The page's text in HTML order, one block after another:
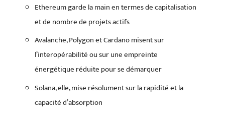
Ethereum garde la main en termes de capitalisation
et de nombre de projets actifs
Avalanche, Polygon et Cardano misent sur
l’interopérabilité ou sur une empreinte
énergétique réduite pour se démarquer
Solana, elle, mise résolument sur la rapidité et la
capacité d’absorption